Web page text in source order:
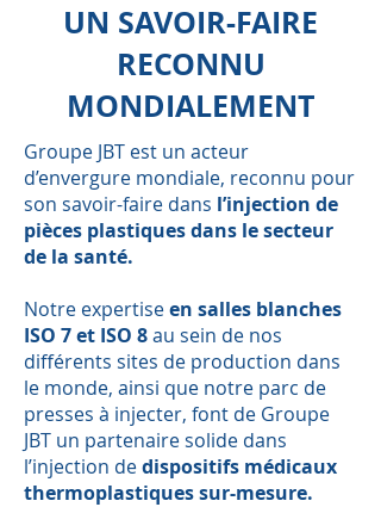
UN SAVOIR-FAIRE
RECONNU
MONDIALEMENT
Groupe JBT est un acteur
d’envergure mondiale, reconnu pour
son savoir-faire dans l’injection de
pièces plastiques dans le secteur
de la santé.
Notre expertiseen salles blanches
ISO 7 et ISO 8au sein de nos
différents sites de production dans
le monde, ainsi que notre parc de
presses à injecter, font de Groupe
JBT un partenaire solide dans
l’injection dedispositifs médicaux
thermoplastiques sur-mesure.